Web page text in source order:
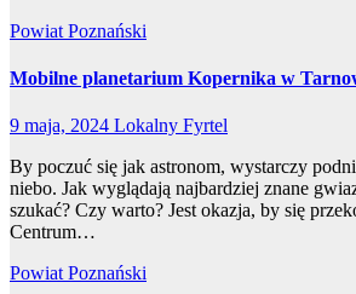
Powiat Poznański
Mobilne planetarium Kopernika w
9 maja, 2024 Lokalny Fyrtel
By poczuć się jak astronom, wystarczy
niebo. Jak wyglądają najbardziej znane
szukać? Czy warto? Jest okazja, by się
Centrum…
Powiat Poznański